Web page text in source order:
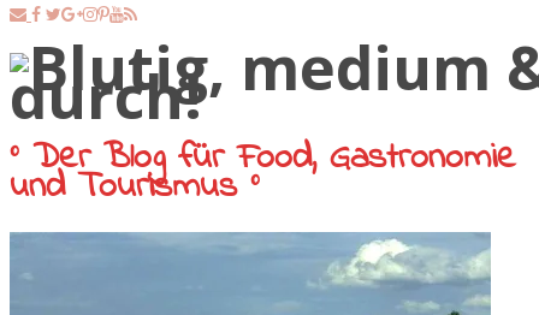
° Der Blog für Food, Gastronomie
und Tourismus °